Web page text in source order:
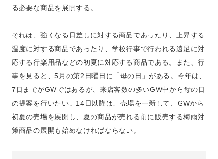
る必要な商品を展開する。
それは、強くなる日差しに対する商品であったり、上昇する
温度に対する商品であったり、学校行事で行われる遠足に対
応する行楽用品などの初夏に対応する商品である。また、行
事を見ると、5月の第2日曜日に「母の日」がある。今年は、
7日までがGWではあるが、来店客数の多いGW中から母の日
の提案を行いたい。14日以降は、売場を一新して、GWから
初夏の売場を展開し、夏の商品が売れる前に販売する梅雨対
策商品の展開も始めなければならない。